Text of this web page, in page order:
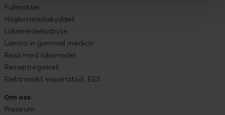
Fullmakter
Högkostnadsskyddet
Läkemedelsutbyte
Lämna in gammal medicin
Resa med läkemedel
Receptregistret
Elektroniskt expertstöd, EES
Om oss
Pressrum